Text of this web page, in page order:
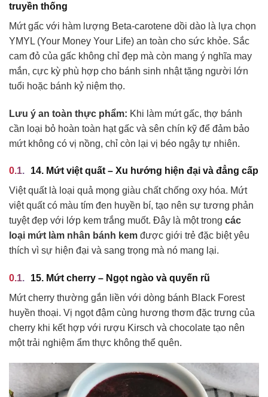
truyền thống
Mứt gấc với hàm lượng Beta-carotene dồi dào là lựa chọn
YMYL (Your Money Your Life) an toàn cho sức khỏe. Sắc
cam đỏ của gấc không chỉ đẹp mà còn mang ý nghĩa may
mắn, cực kỳ phù hợp cho bánh sinh nhật tặng người lớn
tuổi hoặc bánh kỷ niệm thọ.
Lưu ý an toàn thực phẩm: Khi làm mứt gấc, thợ bánh
cần loại bỏ hoàn toàn hạt gấc và sên chín kỹ để đảm bảo
mứt không có vị nồng, chỉ còn lại vị béo ngậy tự nhiên.
14. Mứt việt quất – Xu hướng hiện đại và đẳng cấp
Việt quất là loại quả mọng giàu chất chống oxy hóa. Mứt
việt quất có màu tím đen huyền bí, tạo nên sự tương phản
tuyệt đẹp với lớp kem trắng muốt. Đây là một trong các
loại mứt làm nhân bánh kem được giới trẻ đặc biệt yêu
thích vì sự hiện đại và sang trọng mà nó mang lại.
15. Mứt cherry – Ngọt ngào và quyến rũ
Mứt cherry thường gắn liền với dòng bánh Black Forest
huyền thoại. Vị ngọt đậm cùng hương thơm đặc trưng của
cherry khi kết hợp với rượu Kirsch và chocolate tạo nên
một trải nghiệm ẩm thực không thể quên.